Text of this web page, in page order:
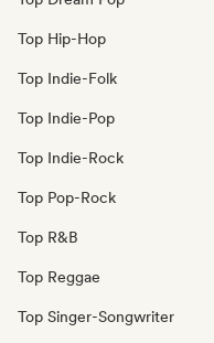
Top Hip-Hop
Top Indie-Folk
Top Indie-Pop
Top Indie-Rock
Top Pop-Rock
Top R&B
Top Reggae
Top Singer-Songwriter